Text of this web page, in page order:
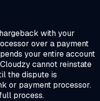
with your
over a payment
your entire account
cannot reinstate
the dispute is
or payment processor.
process.